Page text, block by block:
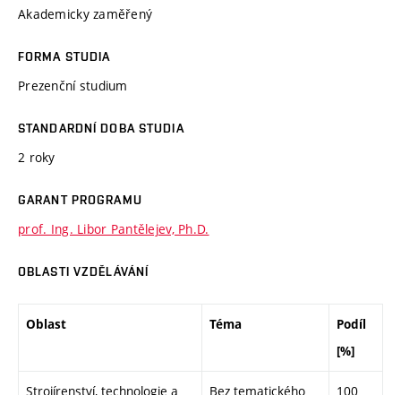
Akademicky zaměřený
FORMA STUDIA
Prezenční studium
STANDARDNÍ DOBA STUDIA
2 roky
GARANT PROGRAMU
prof. Ing. Libor Pantělejev, Ph.D.
OBLASTI VZDĚLÁVÁNÍ
Oblast Téma
Podíl
[%]
Strojírenství, technologie a
Bez tematického
100